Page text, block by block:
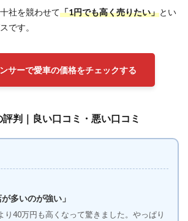
社を競わせて「1円でも高く売りたい」とい
です。
サーで愛車の価格をチェックする
判｜良い口コミ・悪い口コミ
多いのが強い」
り40万円も高くなって驚きました。やっぱり